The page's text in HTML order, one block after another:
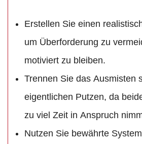
Erstellen Sie einen
um Überforderung zu
motiviert zu bleiben.
Trennen Sie das Ausmisten
eigentlichen Putzen, da
zu viel Zeit in Anspruch
Nutzen Sie bewährte